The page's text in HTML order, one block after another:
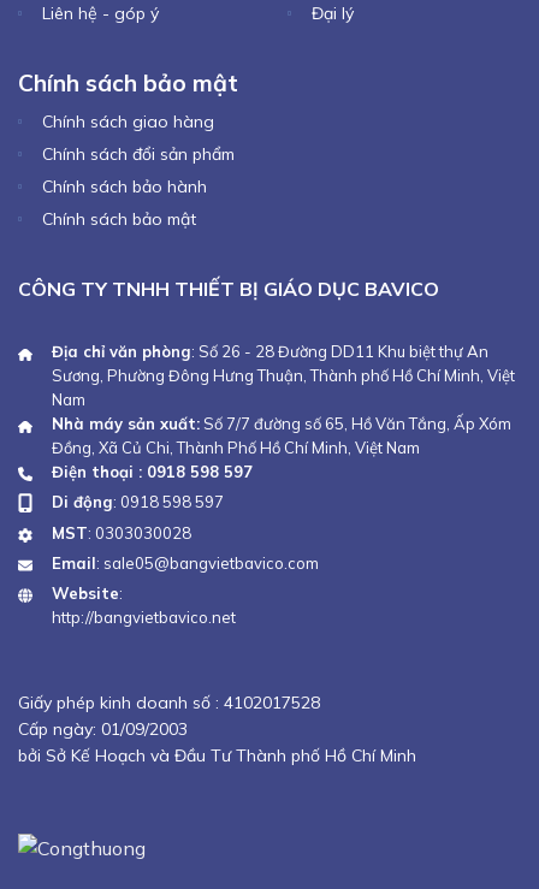
Liên hệ - góp ý
Đại lý
Chính sách bảo mật
Chính sách giao hàng
Chính sách đổi sản phẩm
Chính sách bảo hành
Chính sách bảo mật
CÔNG TY TNHH THIẾT BỊ GIÁO DỤC BAVICO
Địa chỉ văn phòng: Số 26 - 28 Đường DD11 Khu biệt thự An
Sương, Phường Đông Hưng Thuận, Thành phố Hồ Chí Minh, Việt
Nam
Nhà máy sản xuất: Số 7/7 đường số 65, Hồ Văn Tắng, Ấp Xóm
Đồng, Xã Củ Chi, Thành Phố Hồ Chí Minh, Việt Nam
Điện thoại : 0918 598 597
Di động: 0918 598 597
MST: 0303030028
Email: sale05@bangvietbavico.com
Website:
http://bangvietbavico.net
Giấy phép kinh doanh số : 4102017528
Cấp ngày: 01/09/2003
bởi Sở Kế Hoạch và Đầu Tư Thành phố Hồ Chí Minh